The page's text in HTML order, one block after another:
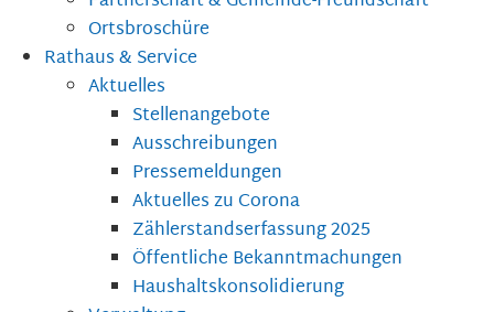
Ortsbroschüre
Rathaus & Service
Aktuelles
Stellenangebote
Ausschreibungen
Pressemeldungen
Aktuelles zu Corona
Zählerstandserfassung 2025
Öffentliche Bekanntmachungen
Haushaltskonsolidierung